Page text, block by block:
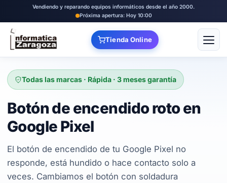
Vendiendo y reparando equipos informáticos desde el año 2000.
Próxima apertura: Hoy 10:00
Tienda Online Abrir
Todas las marcas · Rápida · 3 meses garantía
Botón de encendido roto en
Google Pixel
El botón de encendido de tu Google Pixel no
responde, está hundido o hace contacto solo a
veces. Cambiamos el botón con soldadura